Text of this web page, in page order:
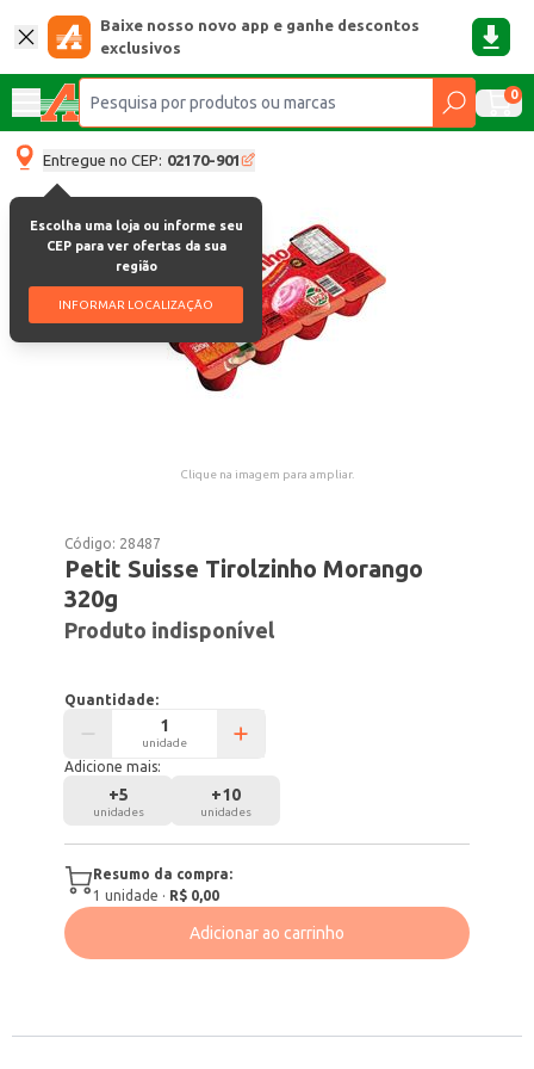
Baixe nosso novo app e ganhe descontos
exclusivos
0
Entregue no CEP: 02170-901
Escolha uma loja ou informe seu
CEP para ver ofertas da sua
região
INFORMAR LOCALIZAÇÃO
Clique na imagem para ampliar.
Código: 28487
Petit Suisse Tirolzinho Morango
320g
Produto indisponível
Quantidade:
unidade
Adicione mais:
+5
unidades
+10
unidades
Resumo da compra:
1 unidade · R$ 0,00
Adicionar ao carrinho